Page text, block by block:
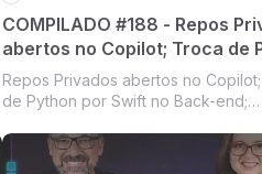
COMPILADO #188 - Repos
abertos no Copilot; Troca de
por Swift no Back-end;
Gemini Code Assist, GPT 4.5,
Repos Privados abertos no
de Python por Swift no Back-end;
Claude Code e Alexa com LLM
#188]